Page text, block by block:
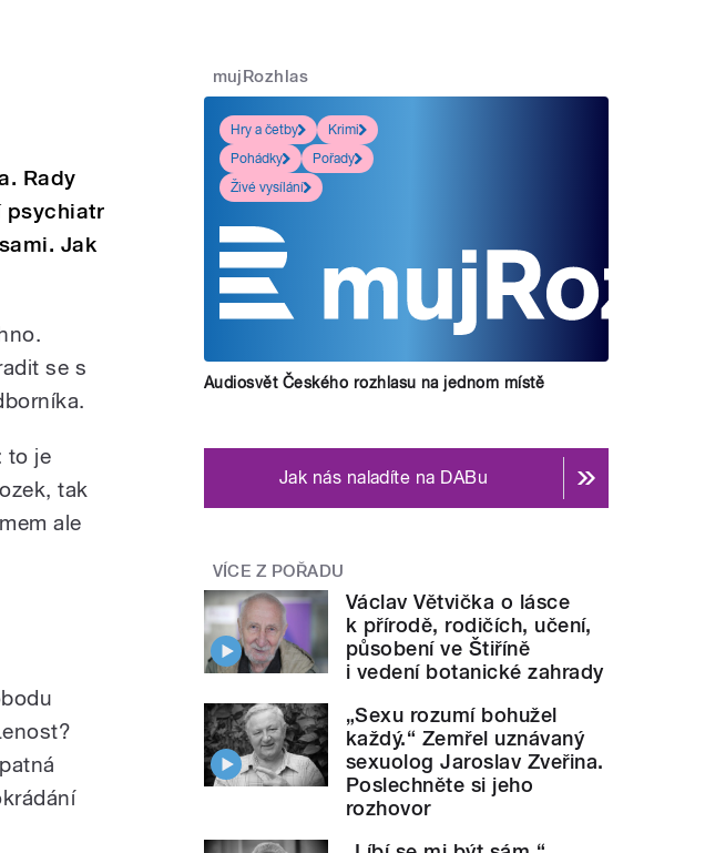
Rady
psychiatr
Jak
se s
to je
tak
ale
mujRozhlas
Hry a četby
Krimi
Pohádky
Pořady
Živé vysílání
Audiosvět Českého rozhlasu na jednom místě
Jak nás naladíte na DABu
VÍCE Z POŘADU
Václav Větvička o lásce
k přírodě, rodičích, učení,
působení ve Štiříně
i vedení botanické zahrady
„Sexu rozumí bohužel
každý.“ Zemřel uznávaný
sexuolog Jaroslav Zveřina.
Poslechněte si jeho
rozhovor